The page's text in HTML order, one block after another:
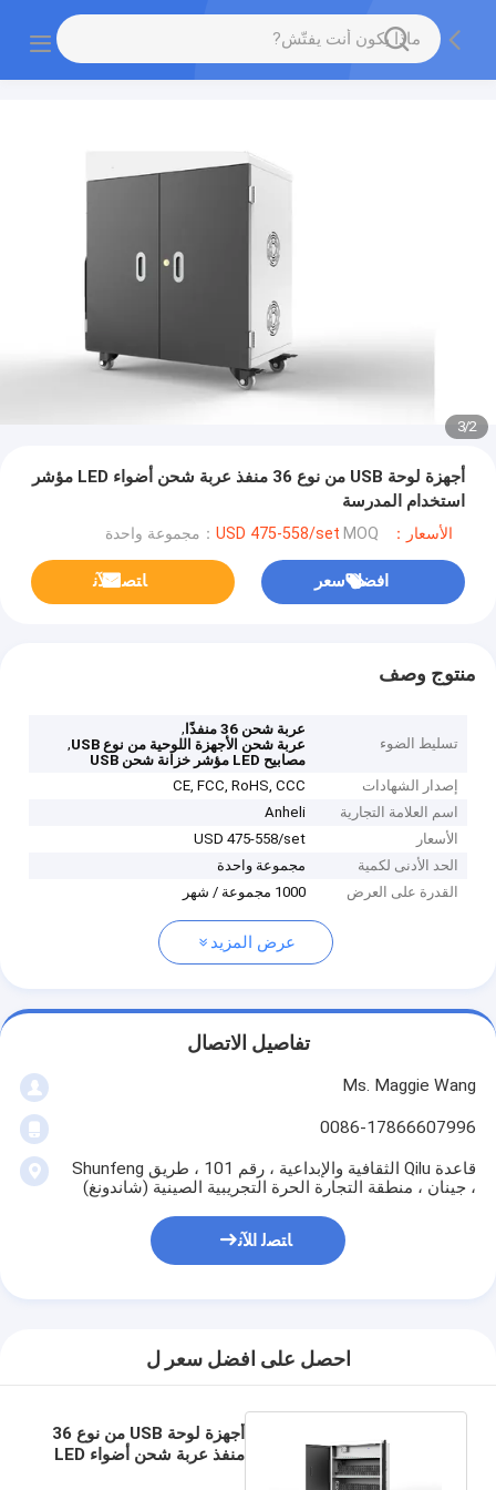
2
/
3
أجهزة لوحة USB من نوع 36 منفذ عربة شحن أضواء LED مؤشر
استخدام المدرسة
الأسعار：USD 475-558/set MOQ：مجموعة واحدة
افضل سعر ﺎﺘﺼﻟ ﺍﻶﻧ
منتوج وصف
تسليط الضوء
عربة شحن 36 منفذًا
,
عربة شحن الأجهزة اللوحية من نوع USB
,
مصابيح LED مؤشر خزانة شحن USB
إصدار الشهادات
CE, FCC, RoHS, CCC
اسم العلامة التجارية
Anheli
الأسعار
USD 475-558/set
الحد الأدنى لكمية
مجموعة واحدة
القدرة على العرض
1000 مجموعة / شهر
عرض المزيد
تفاصيل الاتصال
Ms. Maggie Wang
0086-17866607996
قاعدة Qilu الثقافية والإبداعية ، رقم 101 ، طريق Shunfeng
، جينان ، منطقة التجارة الحرة التجريبية الصينية (شاندونغ)
ﺎﺘﺼﻟ ﺍﻶﻧ
احصل على افضل سعر ل
أجهزة لوحة USB من نوع 36
منفذ عربة شحن أضواء LED